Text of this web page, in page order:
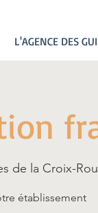
L'AGENCE DES
de la Croix-
établissement